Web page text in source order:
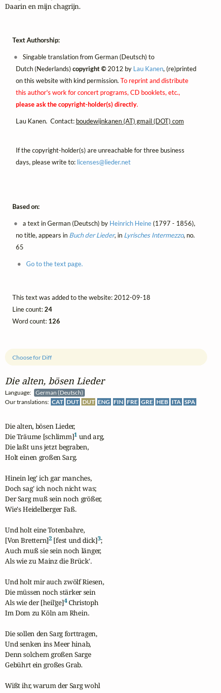
Die alten, bösen Lieder
Language:
German (Deutsch)
Our translations: CAT DUT DUT ENG FIN FRE GRE HEB ITA SPA
Choose for Diff
Die alten, bösen Lieder,
Die Träume [schlimm]1 und arg,
Die laßt uns jetzt begraben,
Holt einen großen Sarg.
Hinein leg' ich gar manches,
Doch sag' ich noch nicht was;
Der Sarg muß sein noch größer,
Wie's Heidelberger Faß.
Und holt eine Totenbahre,
[Von Brettern]2 [fest und dick]3;
Auch muß sie sein noch länger,
Als wie zu Mainz die Brück'.
Und holt mir auch zwölf Riesen,
Die müssen noch stärker sein
Als wie der [heil'ge]4 Christoph
Im Dom zu Köln am Rhein.
Die sollen den Sarg forttragen,
Und senken ins Meer hinab,
Denn solchem großen Sarge
Gebührt ein großes Grab.
Wißt ihr, warum der Sarg wohl
Daarin en mijn chagrijn.
Text Authorship:
Singable translation from German (Deutsch) to
Dutch (Nederlands) copyright ©2012 by Lau Kanen, (re)printed
on this website with kind permission. To reprint and distribute
this author's work for concert programs, CD booklets, etc.,
please ask the copyright-holder(s) directly.
Lau Kanen. Contact: boudewijnkanen (AT) gmail (DOT) com
If the copyright-holder(s) are unreachable for three business
days, please write to: licenses@lieder.net
Based on:
a text in German (Deutsch) by Heinrich Heine(1797 - 1856),
no title, appears in Buch der Lieder, in Lyrisches Intermezzo, no.
65
Go to the text page.
This text was added to the website: 2012-09-18
Line count:24
Word count: 126